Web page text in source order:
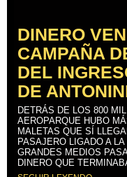
DINERO
CAMPAÑA
DEL
DE
DETRÁS DE LOS 800
AEROPARQUE HUBO
MALETAS QUE SÍ
PASAJERO LIGADO A
GRANDES MEDIOS
DINERO QUE